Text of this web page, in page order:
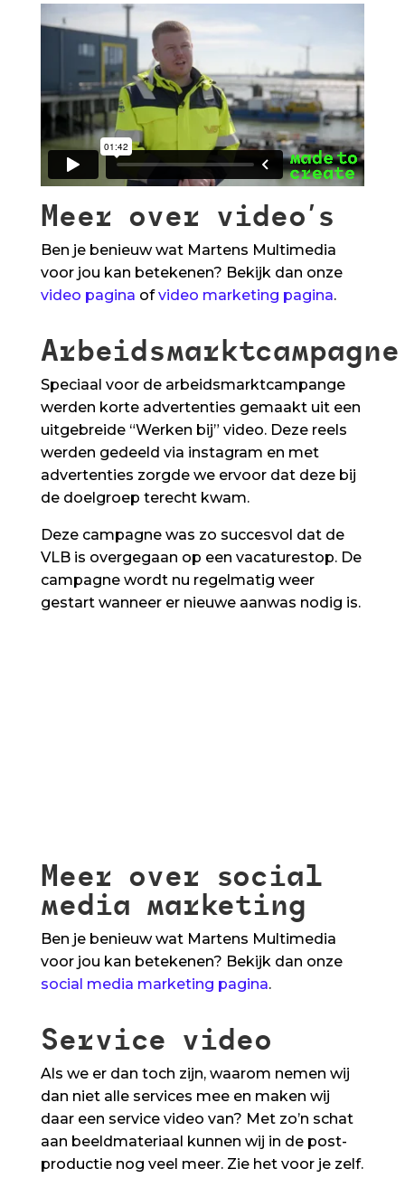
Meer over video’s
Ben je benieuw wat Martens Multimedia
voor jou kan betekenen? Bekijk dan onze
video pagina ofvideo marketing pagina.
Arbeidsmarktcampagne
Speciaal voor de arbeidsmarktcampange
werden korte advertenties gemaakt uit een
uitgebreide “Werken bij” video. Deze reels
werden gedeeld via instagram en met
advertenties zorgde we ervoor dat deze bij
de doelgroep terecht kwam.
Deze campagne was zo succesvol dat de
VLB is overgegaan op een vacaturestop. De
campagne wordt nu regelmatig weer
gestart wanneer er nieuwe aanwas nodig is.
Meer over social
media marketing
Ben je benieuw wat Martens Multimedia
voor jou kan betekenen? Bekijk dan onze
social media marketing pagina.
Service video
Als we er dan toch zijn, waarom nemen wij
dan niet alle services mee en maken wij
daar een service video van? Met zo’n schat
aan beeldmateriaal kunnen wij in de post-
productie nog veel meer. Zie het voor je zelf.